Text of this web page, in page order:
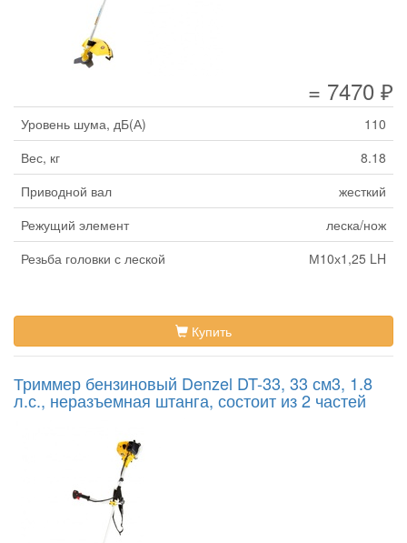
= 7470 ₽
Уровень шума, дБ(А)
110
Вес, кг
8.18
Приводной вал
жесткий
Режущий элемент
леска/нож
Резьба головки с леской
М10х1,25 LH
Купить
Триммер бензиновый Denzel DT-33, 33 см3, 1.8
л.с., неразъемная штанга, состоит из 2 частей